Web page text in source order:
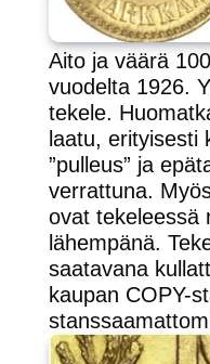
Aito ja väärä
vuodelta 1926.
tekele.
laatu, erityisesti
”pulleus” ja
verrattuna.
ovat tekeleessä
lähempänä.
saatavana
kaupan COPY-